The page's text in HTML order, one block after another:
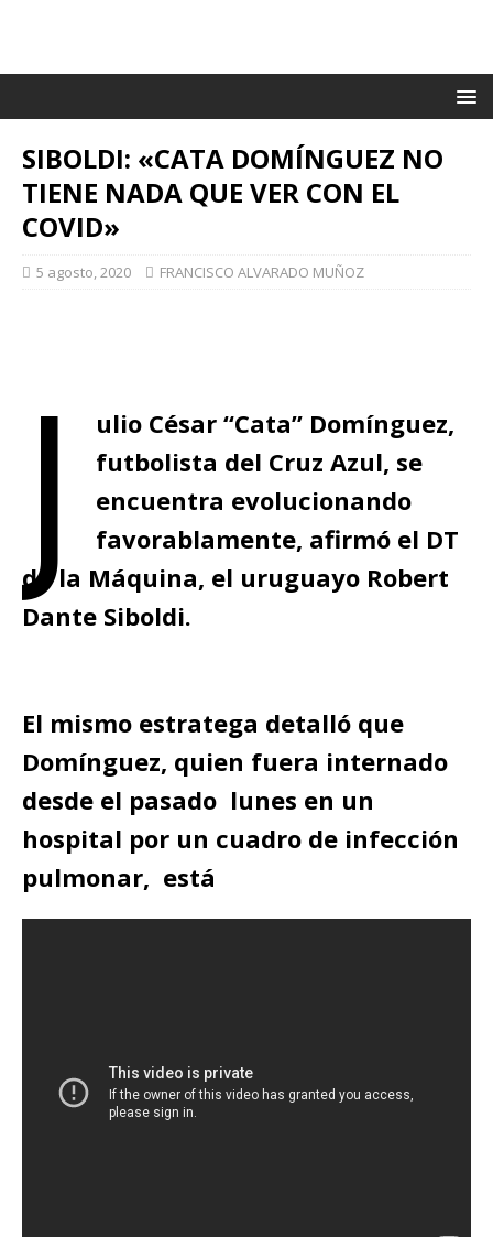
SIBOLDI: «CATA DOMÍNGUEZ NO
TIENE NADA QUE VER CON EL
COVID»
5 agosto, 2020 FRANCISCO ALVARADO MUÑOZ
J
ulio César “Cata” Domínguez,
futbolista del Cruz Azul, se
encuentra evolucionando
favorablamente, afirmó el DT
de la Máquina, el uruguayo Robert
Dante Siboldi.
El mismo estratega detalló que
Domínguez, quien fuera internado
desde el pasado lunes en un
hospital por un cuadro de infección
pulmonar, está